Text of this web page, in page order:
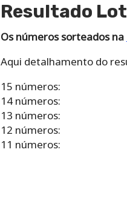
Resultado
Os números sorteados na
Aqui detalhamento do
15 números:
14 números:
13 números:
12 números:
11 números: